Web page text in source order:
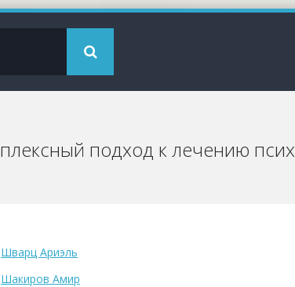
подход к лечению
Шварц Ариэль
Шакиров Амир